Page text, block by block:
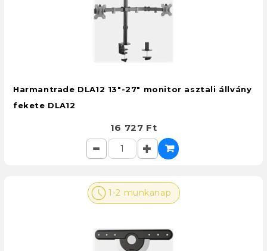
Harmantrade DLA12 13"-27" monitor asztali állvány
fekete DLA12
16 727 Ft
1-2 munkanap